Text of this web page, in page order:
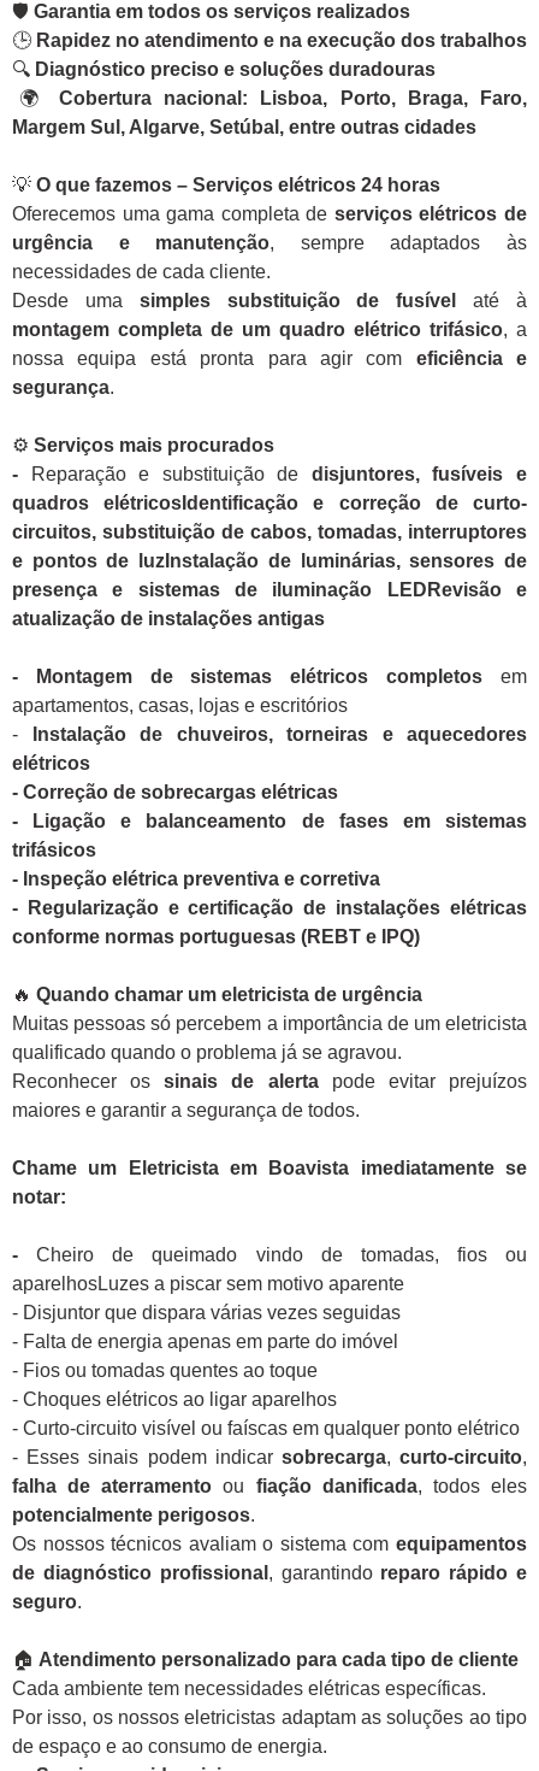
🛡️ Garantia em todos os serviços realizados
🕒 Rapidez no atendimento e na execução dos trabalhos
🔍 Diagnóstico preciso e soluções duradouras
🌍 Cobertura nacional: Lisboa, Porto, Braga, Faro,
Margem Sul, Algarve, Setúbal, entre outras cidades
💡 O que fazemos – Serviços elétricos 24 horas
Oferecemos uma gama completa de serviços elétricos de
urgência e manutenção, sempre adaptados às
necessidades de cada cliente.
Desde uma simples substituição de fusível
até à
montagem completa de um quadro elétrico trifásico, a
nossa equipa está pronta para agir com eficiência e
segurança.
⚙️ Serviços mais procurados
-
Reparação e substituição de disjuntores, fusíveis e
quadros elétricosIdentificação e correção de curto-
circuitos, substituição de cabos, tomadas, interruptores
e pontos de luzInstalação de luminárias, sensores de
presença e sistemas de iluminação LEDRevisão e
atualização de instalações antigas
- Montagem de sistemas elétricos completos em
apartamentos, casas, lojas e escritórios
-
Instalação de chuveiros, torneiras e aquecedores
elétricos
- Correção de sobrecargas elétricas
- Ligação e balanceamento de fases em sistemas
trifásicos
- Inspeção elétrica preventiva e corretiva
- Regularização e certificação de instalações elétricas
conforme normas portuguesas (REBT e IPQ)
🔥 Quando chamar um eletricista de urgência
Muitas pessoas só percebem a importância de um eletricista
qualificado quando o problema já se agravou.
Reconhecer ossinais de alertapode evitar prejuízos
maiores e garantir a segurança de todos.
Chame um Eletricista em Boavista imediatamente se
notar:
-Cheiro de queimado vindo de tomadas, fios ou
aparelhosLuzes a piscar sem motivo aparente
- Disjuntor que dispara várias vezes seguidas
- Falta de energia apenas em parte do imóvel
- Fios ou tomadas quentes ao toque
- Choques elétricos ao ligar aparelhos
- Curto-circuito visível ou faíscas em qualquer ponto elétrico
- Esses sinais podem indicar sobrecarga,curto-circuito,
falha de aterramento ou fiação danificada, todos eles
potencialmente perigosos.
Os nossos técnicos avaliam o sistema com equipamentos
de diagnóstico profissional , garantindo reparo rápido e
seguro.
🏠 Atendimento personalizado para cada tipo de cliente
Cada ambiente tem necessidades elétricas específicas.
Por isso, os nossos eletricistas adaptam as soluções ao tipo
de espaço e ao consumo de energia.